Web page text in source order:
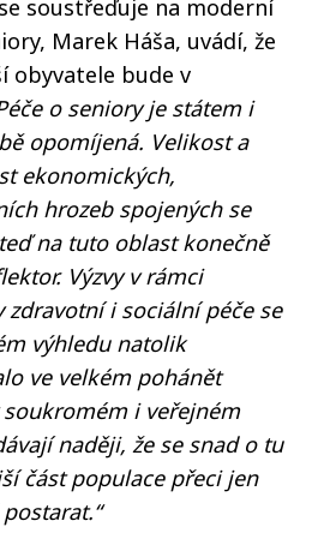
soustřeďuje na moderní
Marek Háša, uvádí, že
obyvatele bude v
o seniory je státem i
opomíjená. Velikost a
ekonomických,
hrozeb spojených se
na tuto oblast konečně
Výzvy v rámci
i sociální péče se
výhledu natolik
ve velkém pohánět
i veřejném
naději, že se snad o tu
část populace přeci jen